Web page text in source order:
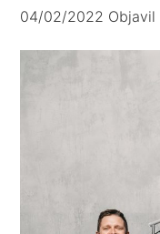
04/02/2022 Objavil